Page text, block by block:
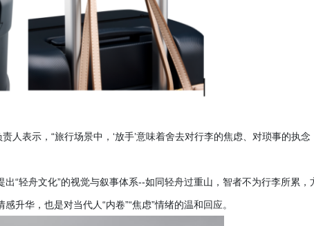
人表示，“旅行场景中，‘放手’意味着舍去对行李的焦虑、对琐事的执念
出“轻舟文化”的视觉与叙事体系--如同轻舟过重山，智者不为行李所累，
升华，也是对当代人“内卷”“焦虑”情绪的温和回应。